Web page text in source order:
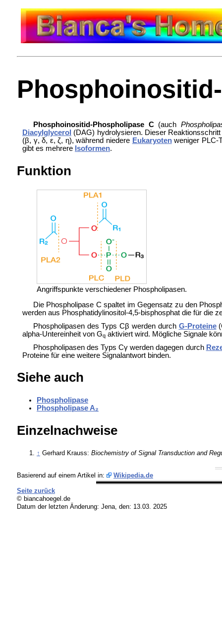
Phosphoinositid-Phospholipase C(auch
Diacylglycerol (DAG) hydrolysieren. Dieser
(β, γ, δ, ε, ζ, η), während niedere Eukaryotenweniger PLC-
gibt es mehrere Isoformen.
Funktion
Angriffspunkte verschiedener Phospholipasen.
Die Phospholipase C spaltet im Gegensatz zu den
werden aus Phosphatidylinositol-4,5-bisphosphat die für die
Phospholipasen des Typs Cβ werden durch G-Proteine
alpha-Untereinheit von Gqaktiviert wird. Mögliche Signale
Phospholipasen des Typs Cγ werden dagegen durch
Proteine für eine weitere Signalantwort binden.
Siehe auch
Phospholipase
Phospholipase A₂
Einzelnachweise
↑ Gerhard Krauss: Biochemistry of Signal Transduction and
Basierend auf einem Artikel in: Wikipedia.de
Seite zurück
© biancahoegel.de
Datum der letzten Änderung: Jena, den: 13.03. 2025